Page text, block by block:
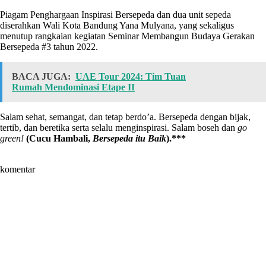
Piagam Penghargaan Inspirasi Bersepeda dan dua unit sepeda
diserahkan Wali Kota Bandung Yana Mulyana, yang sekaligus
menutup rangkaian kegiatan Seminar Membangun Budaya Gerakan
Bersepeda #3 tahun 2022.
BACA JUGA: UAE Tour 2024: Tim Tuan
Rumah Mendominasi Etape II
Salam sehat, semangat, dan tetap berdo’a. Bersepeda dengan bijak,
tertib, dan beretika serta selalu menginspirasi. Salam boseh dan go
green! (Cucu Hambali, Bersepeda itu Baik).***
komentar